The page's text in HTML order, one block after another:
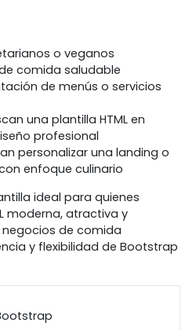
o veganos
comida saludable
de menús o servicios
una plantilla HTML en
profesional
personalizar una landing o
enfoque culinario
ideal para quienes
moderna, atractiva y
de comida
y flexibilidad de Bootstrap